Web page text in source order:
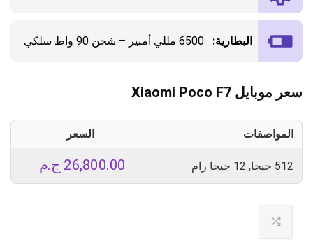
البطارية: 6500 مللي أمبير – شحن 90 واط سلكي
سعر موبايل Xiaomi Poco F7
المواصفات السعر
512 جيجا, 12 جيجا رام ج.م 26,800.00